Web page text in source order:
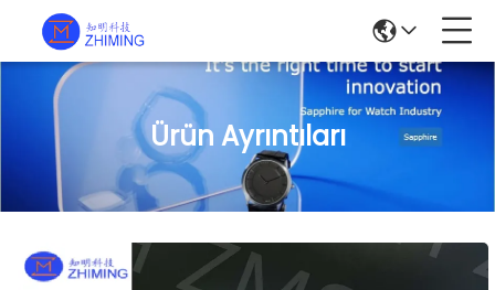
Ürün Ayrıntıları